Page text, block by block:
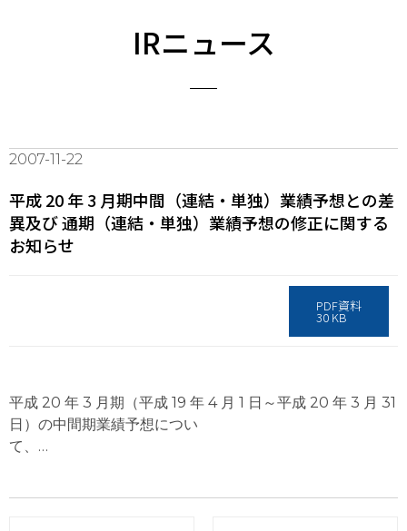
IRニュース
2007-11-22
平成 20 年 3 月期中間（連結・単独）業績予想との差
異及び 通期（連結・単独）業績予想の修正に関する
お知らせ
PDF資料
30 KB
平成 20 年 3 月期（平成 19 年 4 月 1 日～平成 20 年 3 月 31
日）の中間期業績予想につい
て、…